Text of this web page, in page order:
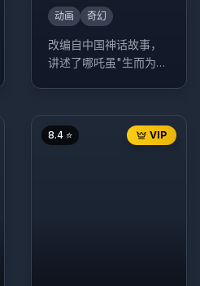
动画 奇幻
改编自中国神话故事，
讲述了哪吒虽"生而为
VIP
8.4 ⭐